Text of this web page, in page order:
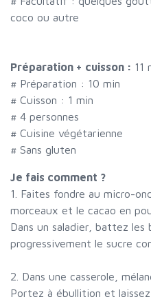
coco ou autre
Préparation + cuisson : 11
# Préparation : 10 min
# Cuisson : 1 min
# 4 personnes
# Cuisine végétarienne
# Sans gluten
Je fais comment ?
1. Faites fondre au micro-
morceaux et le cacao en
Dans un saladier, battez
progressivement le sucre
2. Dans une casserole,
Portez à ébullition et